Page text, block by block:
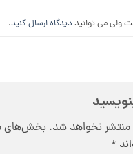
ولی می توانید دیدگاه ارسال کنید.
منتشر نخواهد شد. بخش‌های
*